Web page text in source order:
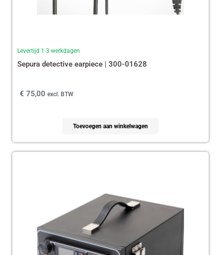
Levertijd 1-3 werkdagen
Sepura detective earpiece | 300-01628
€ 75,00 excl. BTW
Toevoegen aan winkelwagen